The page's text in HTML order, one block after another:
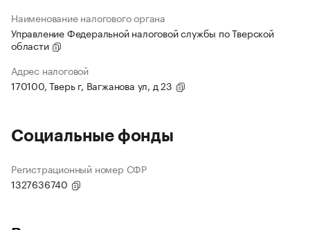
Наименование налогового органа
Управление Федеральной налоговой службы по Тверской
области
Адрес налоговой
170100, Тверь г, Вагжанова ул, д 23
Социальные фонды
Регистрационный номер СФР
1327636740